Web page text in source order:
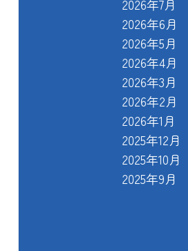
2026年7月
2026年6月
2026年5月
2026年4月
2026年3月
2026年2月
2026年1月
2025年12月
2025年10月
2025年9月